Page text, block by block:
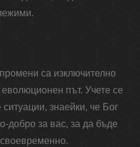
са изключително
път. Учете се
знаейки, че Бог
добро за вас, за да бъде